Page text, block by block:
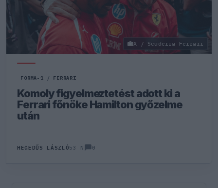
X / Scuderia Ferrari
FORMA-1 / FERRARI
Komoly figyelmeztetést adott ki a
Ferrari főnöke Hamilton győzelme
után
HEGEDŰS LÁSZLÓ53 N 0